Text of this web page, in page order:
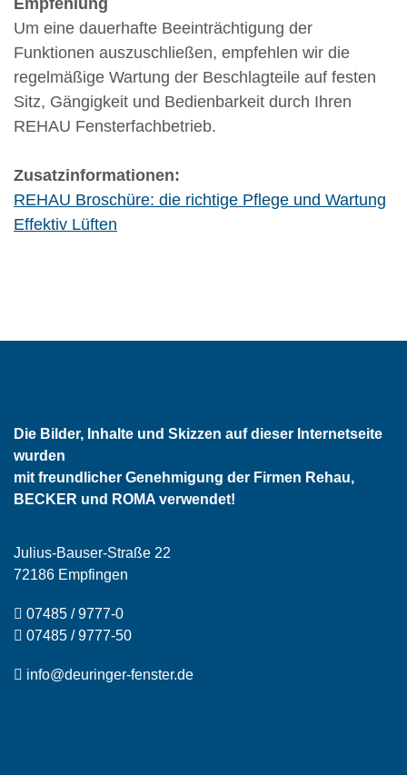
Um eine dauerhafte Beeinträchtigung der
Funktionen auszuschließen, empfehlen wir die
regelmäßige Wartung der Beschlagteile auf festen
Sitz, Gängigkeit und Bedienbarkeit durch Ihren
REHAU Fensterfachbetrieb.
Zusatzinformationen:
REHAU Broschüre: die richtige Pflege und Wartung
Effektiv Lüften
Die Bilder, Inhalte und Skizzen auf dieser Internetseite
wurden
mit freundlicher Genehmigung der Firmen Rehau,
BECKER und ROMA verwendet!
Julius-Bauser-Straße 22
72186 Empfingen
07485 / 9777-0
07485 / 9777-50
info@deuringer-fenster.de